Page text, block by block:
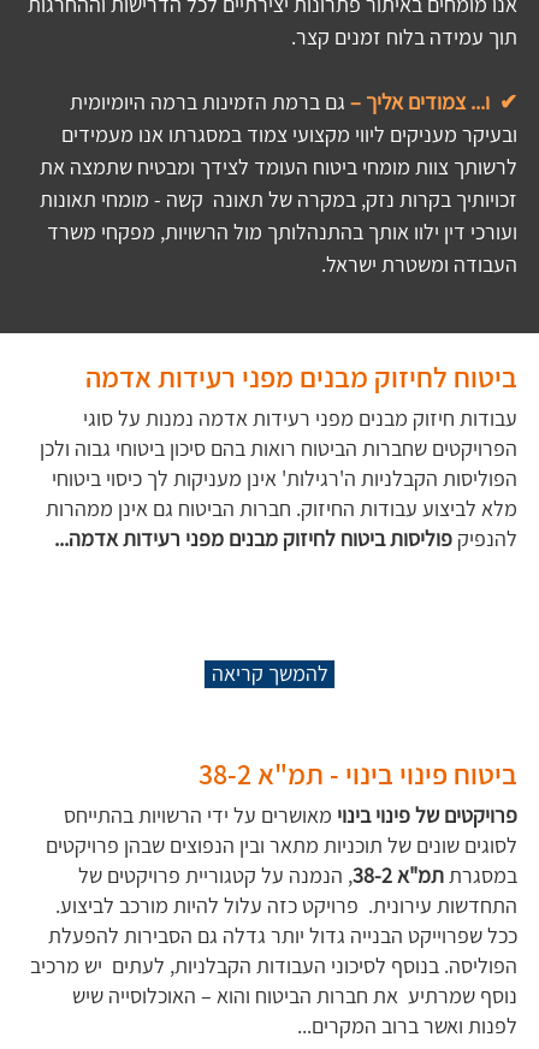
תוך עמידה בלוח זמנים קצר.
✔  ו... צמודים אליך – גם ברמת הזמינות ברמה היומיומית
ובעיקר מעניקים ליווי מקצועי צמוד במסגרתו אנו מעמידים
לרשותך צוות מומחי ביטוח העומד לצידך ומבטיח שתמצה את
זכויותיך בקרות נזק, במקרה של תאונה  קשה - מומחי תאונות
ועורכי דין ילוו אותך בהתנהלותך מול הרשויות, מפקחי משרד
העבודה ומשטרת ישראל.
ביטוח לחיזוק מבנים מפני רעידות אדמה
עבודות חיזוק מבנים מפני רעידות אדמה נמנות על סוגי
הפרויקטים שחברות הביטוח רואות בהם סיכון ביטוחי גבוה ולכן
הפוליסות הקבלניות ה'רגילות' אינן מעניקות לך כיסוי ביטוחי
מלא לביצוע עבודות החיזוק. חברות הביטוח גם אינן ממהרות
להנפיק פוליסות ביטוח לחיזוק מבנים מפני רעידות אדמה...
להמשך קריאה
ביטוח פינוי בינוי - תמ"א 38-2
פרויקטים של פינוי בינוי מאושרים על ידי הרשויות בהתייחס
לסוגים שונים של תוכניות מתאר ובין הנפוצים שבהן פרויקטים
במסגרתתמ"א 38-2
, הנמנה על קטגוריית פרויקטים של
התחדשות עירונית. פרויקט כזה עלול להיות מורכב לביצוע.
ככל שפרוייקט הבנייה גדול יותר גדלה גם הסבירות להפעלת
הפוליסה. בנוסף לסיכוני העבודות הקבלניות, לעתים יש מרכיב
נוסף שמרתיע את חברות הביטוח והוא – האוכלוסייה שיש
לפנות ואשר ברוב המקרים...